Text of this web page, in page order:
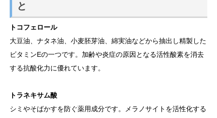
と
トコフェロール
大豆油、ナタネ油、小麦胚芽油、綿実油などから抽出し精製した
ビタミンEの一つです。加齢や炎症の原因となる活性酸素を消去
する抗酸化力に優れています。
トラネキサム酸
シミやそばかすを防ぐ薬用成分です。メラノサイトを活性化する